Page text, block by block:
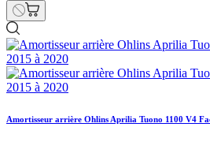
Amortisseur arrière Ohlins Aprilia Tuono 1100 V4